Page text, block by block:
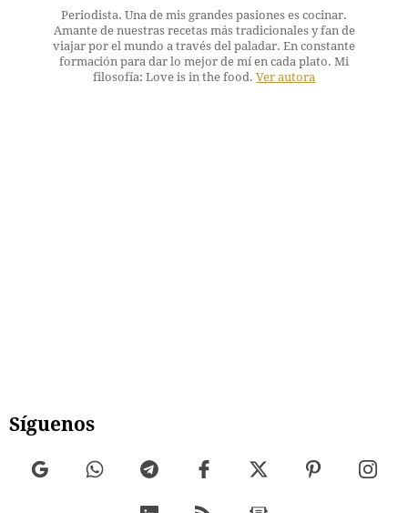
Periodista. Una de mis grandes pasiones es cocinar.
Amante de nuestras recetas más tradicionales y fan de
viajar por el mundo a través del paladar. En constante
formación para dar lo mejor de mí en cada plato. Mi
filosofía: Love is in the food. Ver autora
Síguenos